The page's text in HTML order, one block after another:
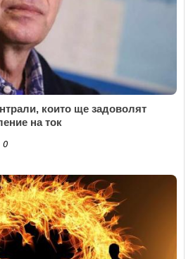
които ще задоволят
на ток
0